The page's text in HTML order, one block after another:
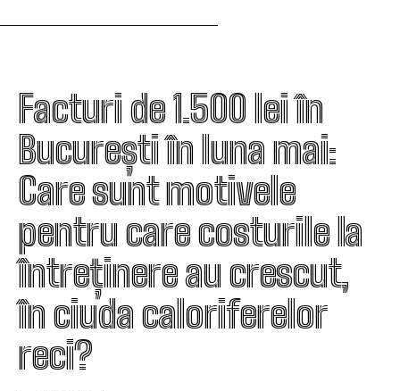
Facturi de 1.500 lei în
București în luna mai:
Care sunt motivele
pentru care costurile la
întreținere au crescut,
în ciuda caloriferelor
reci?